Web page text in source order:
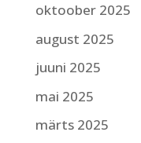
oktoober 2025
august 2025
juuni 2025
mai 2025
märts 2025